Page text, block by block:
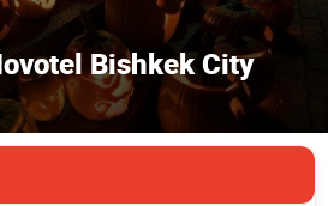
Bishkek City